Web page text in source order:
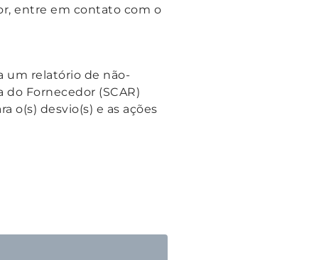
entre em contato com o
um relatório de não-
Fornecedor (SCAR)
o(s) desvio(s) e as ações